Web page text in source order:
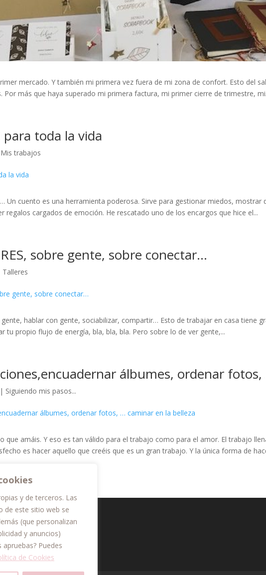
y de terceros. Las
de este sitio web se
(que personalizan
y anuncios)
Puedes
de Cookies
mercado. Y también mi primera vez fuera de mi zona de confort. Esto del
Por más que haya superado mi primera factura, mi primer cierre de trimestre,
para toda la vida
Mis trabajos
Un cuento es una herramienta poderosa. Sirve para gestionar miedos, mostrar
regalos cargados de emoción. He rescatado uno de los encargos que hice el...
sobre gente, sobre conectar…
Talleres
gente, hablar con gente, sociabilizar, compartir… Esto de trabajar en casa tiene
tu propio flujo de energía, bla, bla, bla. Pero sobre lo de ver gente,...
álbumes, ordenar
| Siguiendo mis pasos...
que amáis. Y eso es tan válido para el trabajo como para el amor. El trabajo
es hacer aquello que creéis que es un gran trabajo. Y la única forma de